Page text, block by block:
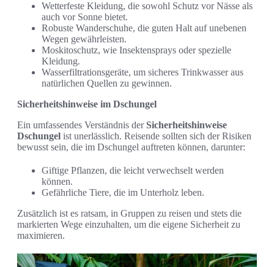
Wetterfeste Kleidung, die sowohl Schutz vor Nässe als
auch vor Sonne bietet.
Robuste Wanderschuhe, die guten Halt auf unebenen
Wegen gewährleisten.
Moskitoschutz, wie Insektensprays oder spezielle
Kleidung.
Wasserfiltrationsgeräte, um sicheres Trinkwasser aus
natürlichen Quellen zu gewinnen.
Sicherheitshinweise im Dschungel
Ein umfassendes Verständnis derSicherheitshinweise
Dschungel ist unerlässlich. Reisende sollten sich der Risiken
bewusst sein, die im Dschungel auftreten können, darunter:
Giftige Pflanzen, die leicht verwechselt werden
können.
Gefährliche Tiere, die im Unterholz leben.
Zusätzlich ist es ratsam, in Gruppen zu reisen und stets die
markierten Wege einzuhalten, um die eigene Sicherheit zu
maximieren.